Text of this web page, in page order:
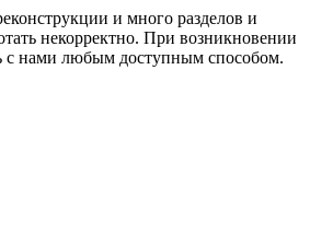
и много разделов и
некорректно. При возникновении
с нами любым доступным способом.